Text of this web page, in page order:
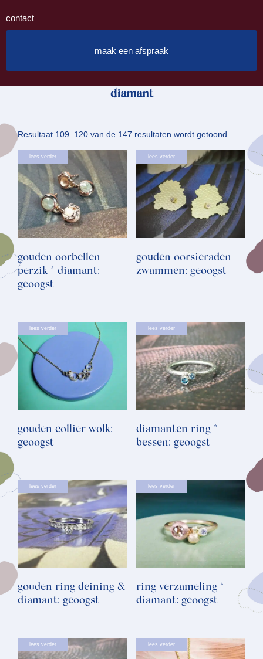
contact
maak een afspraak
diamant
Resultaat 109–120 van de 147 resultaten wordt getoond
op
nieuwste
lees verder
gouden oorbellen
perzik * diamant:
geoogst
lees verder
gouden oorsieraden
zwammen: geoogst
lees verder
gouden collier wolk:
geoogst
lees verder
diamanten ring *
bessen: geoogst
lees verder
gouden ring deining &
diamant: geoogst
lees verder
ring verzameling *
diamant: geoogst
lees verder lees verder